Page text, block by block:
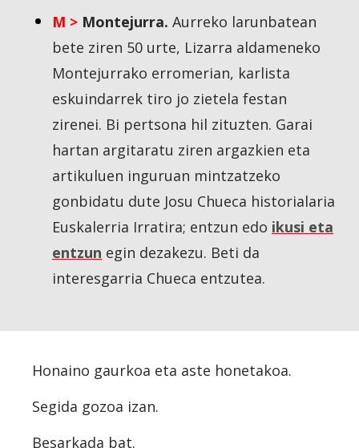
M > Montejurra. Aurreko larunbatean
bete ziren 50 urte, Lizarra aldameneko
Montejurrako erromerian, karlista
eskuindarrek tiro jo zietela festan
zirenei. Bi pertsona hil zituzten. Garai
hartan argitaratu ziren argazkien eta
artikuluen inguruan mintzatzeko
gonbidatu dute Josu Chueca historialaria
Euskalerria Irratira; entzun edo ikusi eta
entzun egin dezakezu. Beti da
interesgarria Chueca entzutea.
Honaino gaurkoa eta aste honetakoa.
Segida gozoa izan.
Besarkada bat.